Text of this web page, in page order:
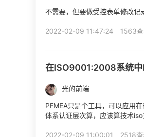
不需要，但要做受控表单修改记
2022-02-09 11:47:24 1563
在ISO9001:2008系统中
光的前端
PFMEA只是个工具，可以应用
体系认证层次算，应该算技术
2022-02-09 11:00:01 2518查